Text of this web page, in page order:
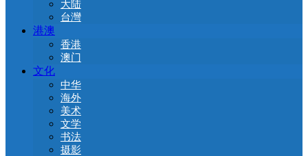
大陆
台灣
港澳
香港
澳门
文化
中华
海外
美术
文学
书法
摄影